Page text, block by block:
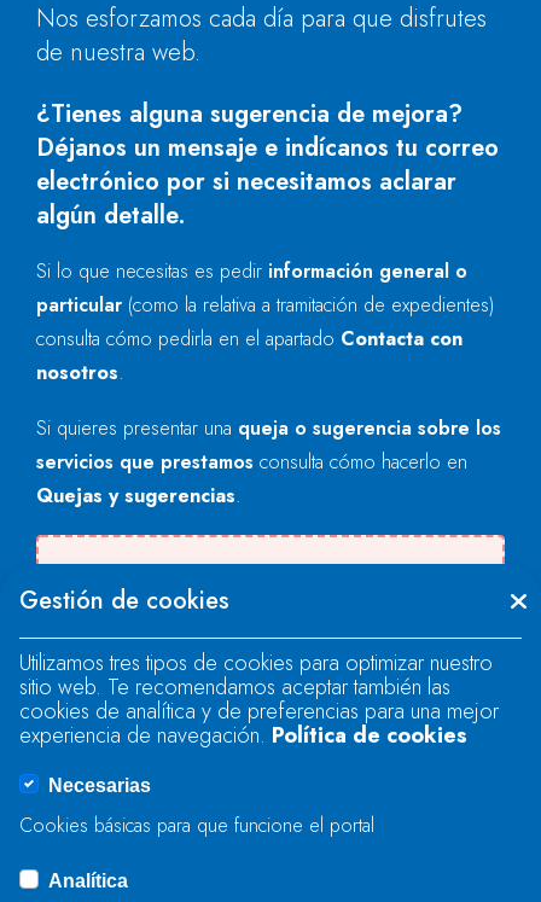
Nos esforzamos cada día para que disfrutes
de nuestra web.
¿Tienes alguna sugerencia de mejora?
Déjanos un mensaje e indícanos tu correo
electrónico por si necesitamos aclarar
algún detalle.
Si lo que necesitas es pedir información general o
particular (como la relativa a tramitación de expedientes)
consulta cómo pedirla en el apartado Contacta con
nosotros.
Si quieres presentar una queja o sugerencia sobre los
servicios que prestamos consulta cómo hacerlo en
Quejas y sugerencias.
"text".
Se produjo un error al cargar el campo
"text".
Se produjo un error al cargar el campo
Gestión de cookies
Utilizamos tres tipos de cookies para optimizar nuestro
sitio web. Te recomendamos aceptar también las
cookies de analítica y de preferencias para una mejor
experiencia de navegación. Política de cookies
Necesarias
Cookies básicas para que funcione el portal
Analítica